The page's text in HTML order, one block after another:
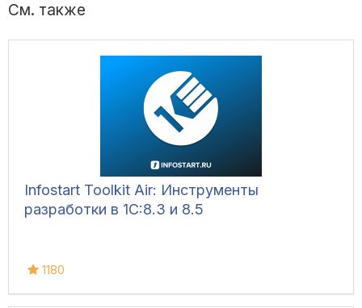
См. также
Infostart Toolkit Air: Инструменты
разработки в 1С:8.3 и 8.5
1180